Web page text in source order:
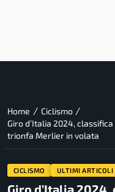
Home / Ciclismo /
Giro d’Italia 2024,
trionfa Merlier in volata
CICLISMO ULTIMI ARTICOLI
Giro d’Italia